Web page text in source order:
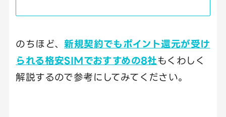
のちほど、 新規契約でもポイント還元が受け
られる格安SIMでおすすめの8社もくわしく
解説するので参考にしてみてください。